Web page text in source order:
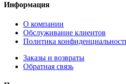
Информация
О компании
Обслуживание клиентов
Политика
Заказы и возвраты
Обратная связь